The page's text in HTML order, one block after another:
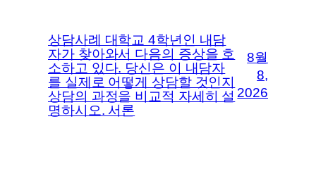
상담사례 대학교 4학년인 내담
자가 찾아와서 다음의 증상을 호
소하고 있다. 당신은 이 내담자
를 실제로 어떻게 상담할 것인지
상담의 과정을 비교적 자세히 설
명하시오. 서론
8월
8,
2026